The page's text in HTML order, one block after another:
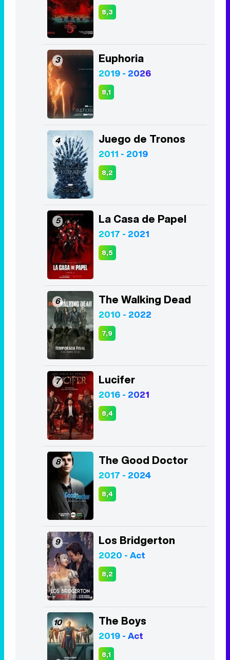
8,3
3 Euphoria
2019 - 2026
8,1
4 Juego de Tronos
2011 - 2019
8,2
5 La Casa de Papel
2017 - 2021
8,5
6 The Walking Dead
2010 - 2022
7,9
7 Lucifer
2016 - 2021
8,4
8 The Good Doctor
2017 - 2024
8,4
9 Los Bridgerton
2020 - Act
8,2
10 The Boys
2019 - Act
8,1